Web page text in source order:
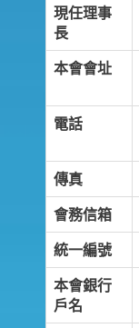
現任理事
長
本會會址
電話
傳真
會務信箱
統一編號
本會銀行
戶名